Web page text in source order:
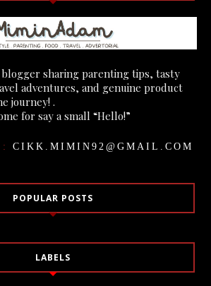
sharing parenting tips, tasty
adventures, and genuine product
journey! .
for say a small “Hello!”
: CIKK.MIMIN92@GMAIL.COM
POPULAR POSTS
LABELS